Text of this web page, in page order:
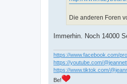
Die anderen Foren
Immerhin. Noch 14000
https://www.facebook.com/
https://youtube.com/
https://www.tiktok.com/
Be!